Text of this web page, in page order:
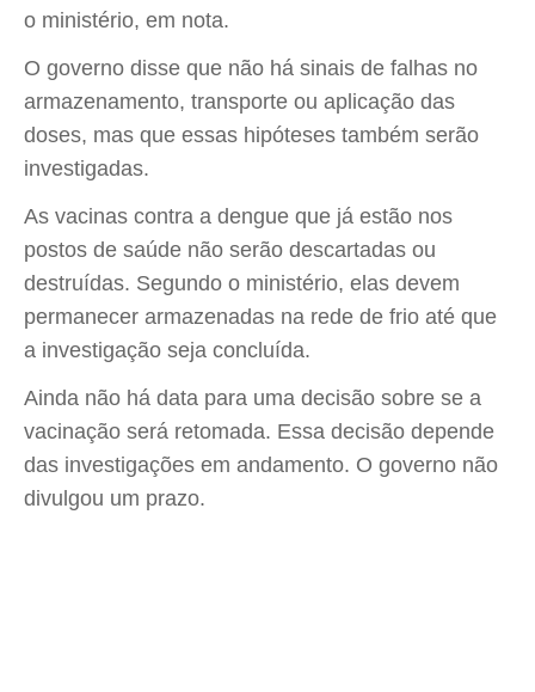
o ministério, em nota.
O governo disse que não há sinais de falhas no
armazenamento, transporte ou aplicação das
doses, mas que essas hipóteses também serão
investigadas.
As vacinas contra a dengue que já estão nos
postos de saúde não serão descartadas ou
destruídas. Segundo o ministério, elas devem
permanecer armazenadas na rede de frio até que
a investigação seja concluída.
Ainda não há data para uma decisão sobre se a
vacinação será retomada. Essa decisão depende
das investigações em andamento. O governo não
divulgou um prazo.